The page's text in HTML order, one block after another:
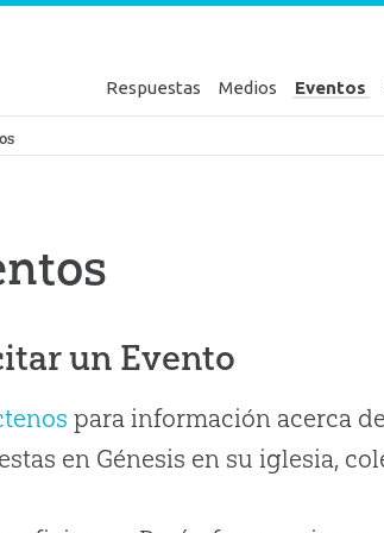
Respuestas Medios Eventos
Génesis
un Evento
para información acerca
en Génesis en su iglesia,